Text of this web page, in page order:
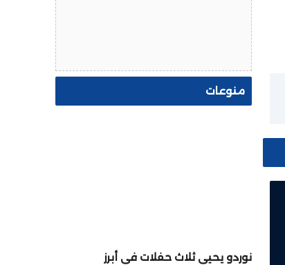
منوعات
نوردو يحيي ثلاث حفلات في أبرز